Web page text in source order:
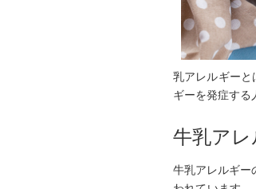
乳アレルギーと
ギーを発症する
牛乳アレ
牛乳アレルギー